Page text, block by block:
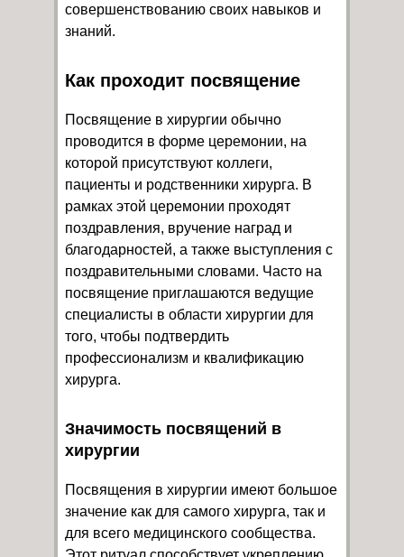
совершенствованию своих навыков и
знаний.
Как проходит посвящение
Посвящение в хирургии обычно
проводится в форме церемонии, на
которой присутствуют коллеги,
пациенты и родственники хирурга. В
рамках этой церемонии проходят
поздравления, вручение наград и
благодарностей, а также выступления с
поздравительными словами. Часто на
посвящение приглашаются ведущие
специалисты в области хирургии для
того, чтобы подтвердить
профессионализм и квалификацию
хирурга.
Значимость посвящений в
хирургии
Посвящения в хирургии имеют большое
значение как для самого хирурга, так и
для всего медицинского сообщества.